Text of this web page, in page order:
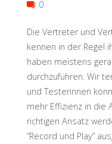
0
Die Vertreter und
kennen in der Regel
haben meistens
durchzuführen. Wir
und Testerinnen
mehr Effizienz in die
richtigen Ansatz
“Record und Play”